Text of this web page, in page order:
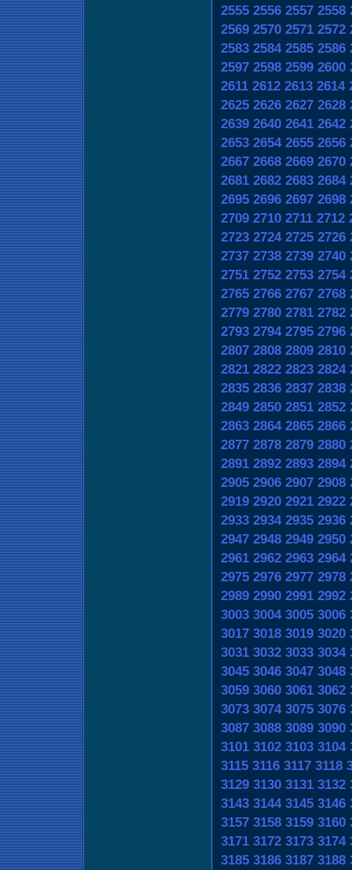
2555 2556 2557 2558
2569 2570 2571 2572
2583 2584 2585 2586
2597 2598 2599 2600
2611 2612 2613 2614
2625 2626 2627 2628
2639 2640 2641 2642
2653 2654 2655 2656
2667 2668 2669 2670
2681 2682 2683 2684
2695 2696 2697 2698
2709 2710 2711 2712
2723 2724 2725 2726
2737 2738 2739 2740
2751 2752 2753 2754
2765 2766 2767 2768
2779 2780 2781 2782
2793 2794 2795 2796
2807 2808 2809 2810
2821 2822 2823 2824
2835 2836 2837 2838
2849 2850 2851 2852
2863 2864 2865 2866
2877 2878 2879 2880
2891 2892 2893 2894
2905 2906 2907 2908
2919 2920 2921 2922
2933 2934 2935 2936
2947 2948 2949 2950
2961 2962 2963 2964
2975 2976 2977 2978
2989 2990 2991 2992
3003 3004 3005 3006
3017 3018 3019 3020
3031 3032 3033 3034
3045 3046 3047 3048
3059 3060 3061 3062
3073 3074 3075 3076
3087 3088 3089 3090
3101 3102 3103 3104
3115 3116 3117 3118
3129 3130 3131 3132
3143 3144 3145 3146
3157 3158 3159 3160
3171 3172 3173 3174
3185 3186 3187 3188